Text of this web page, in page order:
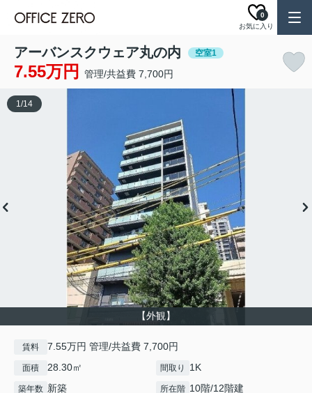
お気に入り
0
アーバンスクウェア丸の内 空室1
7.55万円 管理/共益費 7,700円
【外観】
1/14
賃料 7.55万円 管理/共益費 7,700円
面積 28.30㎡ 間取り 1K
築年数 新築 所在階 10階/12階建